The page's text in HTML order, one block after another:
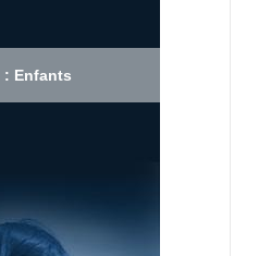
: Enfants